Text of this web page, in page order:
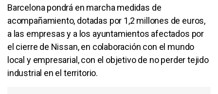
Barcelona pondrá en marcha medidas de
acompañamiento, dotadas por 1,2 millones de euros,
a las empresas y a los ayuntamientos afectados por
el cierre de Nissan, en colaboración con el mundo
local y empresarial, con el objetivo de no perder tejido
industrial en el territorio.